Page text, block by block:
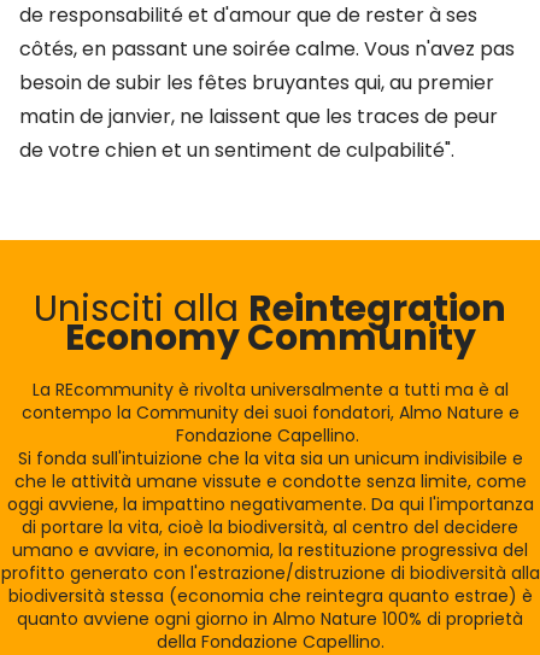
de responsabilité et d'amour que de rester à ses
côtés, en passant une soirée calme. Vous n'avez pas
besoin de subir les fêtes bruyantes qui, au premier
matin de janvier, ne laissent que les traces de peur
de votre chien et un sentiment de culpabilité".
Unisciti alla Reintegration
Economy Community
La REcommunity è rivolta universalmente a tutti ma è al
contempo la Community dei suoi fondatori, Almo Nature e
Fondazione Capellino.
Si fonda sull'intuizione che la vita sia un unicum indivisibile e
che le attività umane vissute e condotte senza limite, come
oggi avviene, la impattino negativamente. Da qui l'importanza
di portare la vita, cioè la biodiversità, al centro del decidere
umano e avviare, in economia, la restituzione progressiva del
profitto generato con l'estrazione/distruzione di biodiversità alla
biodiversità stessa (economia che reintegra quanto estrae) è
quanto avviene ogni giorno in Almo Nature 100% di proprietà
della Fondazione Capellino.